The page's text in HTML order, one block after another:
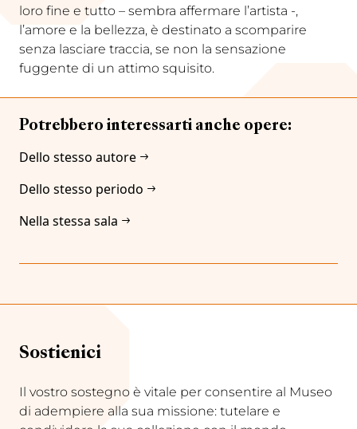
loro fine e tutto – sembra affermare l’artista -,
l’amore e la bellezza, è destinato a scomparire
senza lasciare traccia, se non la sensazione
fuggente di un attimo squisito.
Potrebbero interessarti anche opere:
Dello stesso autore
Dello stesso periodo
Nella stessa sala
Sostienici
Il vostro sostegno è vitale per consentire al Museo
di adempiere alla sua missione: tutelare e